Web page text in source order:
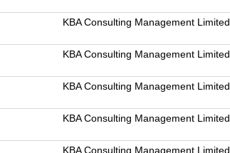
KBA Consulting Management Limited
KBA Consulting Management Limited
KBA Consulting Management Limited
KBA Consulting Management Limited
KBA Consulting Management Limited